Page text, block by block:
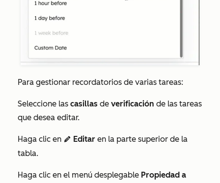
Para gestionar recordatorios de varias tareas:
Seleccione las casillas de verificación de las tareas
que desea editar.
Haga clic en edit Editar en la parte superior de la
tabla.
Haga clic en el menú desplegable Propiedad a